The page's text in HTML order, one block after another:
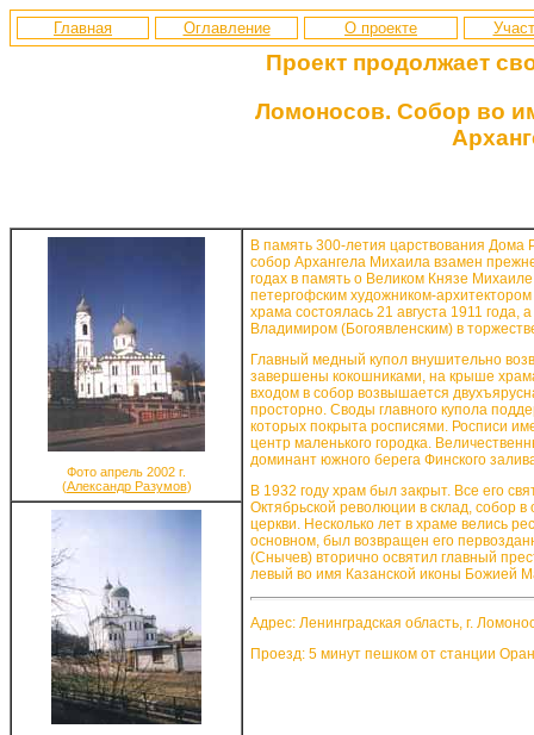
Главная Оглавление О проекте
Проект продолжает
Ломоносов. Собор во
Фото апрель 2002 г.
(Александр Разумов)
В память 300-летия царствования
собор Архангела Михаила взамен
годах в память о Великом Князе
петергофским художником-
храма состоялась 21 августа 1911
Владимиром (Богоявленским) в
Главный медный купол внушительно
завершены кокошниками, на крыше
входом в собор возвышается
просторно. Своды главного купола
которых покрыта росписями. Росписи
центр маленького городка.
доминант южного берега Финского
В 1932 году храм был закрыт. Все его
Октябрьской революции в склад, собор
церкви. Несколько лет в храме велись
основном, был возвращен его
(Снычев) вторично освятил главный
левый во имя Казанской иконы Божией
Адрес: Ленинградская область, г.
Проезд: 5 минут пешком от станции